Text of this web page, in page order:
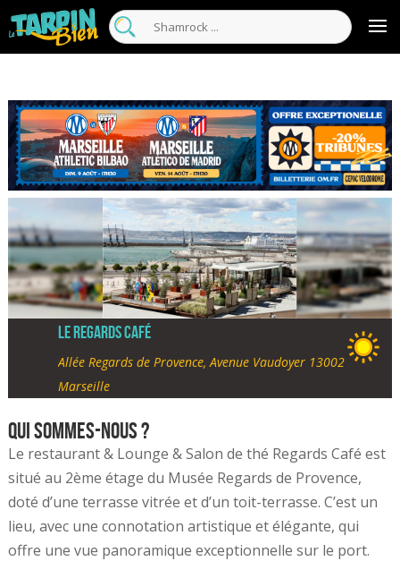
Le Regards Café
Allée Regards de Provence, Avenue Vaudoyer 13002
Marseille
Qui sommes-nous ?
Le restaurant & Lounge & Salon de thé Regards Café est
situé au 2ème étage du Musée Regards de Provence,
doté d’une terrasse vitrée et d’un toit-terrasse. C’est un
lieu, avec une connotation artistique et élégante, qui
offre une vue panoramique exceptionnelle sur le port.